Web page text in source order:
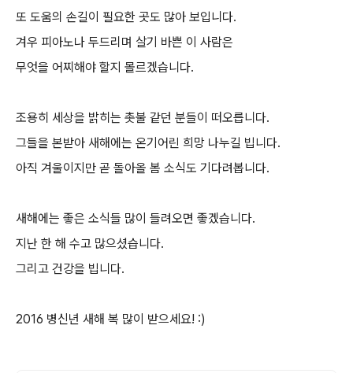
또 도움의 손길이 필요한 곳도 많아 보입니다.
겨우 피아노나 두드리며 살기 바쁜 이 사람은
무엇을 어찌해야 할지 몰르겠습니다.
조용히 세상을 밝히는 촛불 같던 분들이 떠오릅니다.
그들을 본받아 새해에는 온기어린 희망 나누길 빕니다.
아직 겨울이지만 곧 돌아올 봄 소식도 기다려봅니다.
새해에는 좋은 소식들 많이 들려오면 좋겠습니다.
지난 한 해 수고 많으셨습니다.
그리고 건강을 빕니다.
2016 병신년 새해 복 많이 받으세요! :)